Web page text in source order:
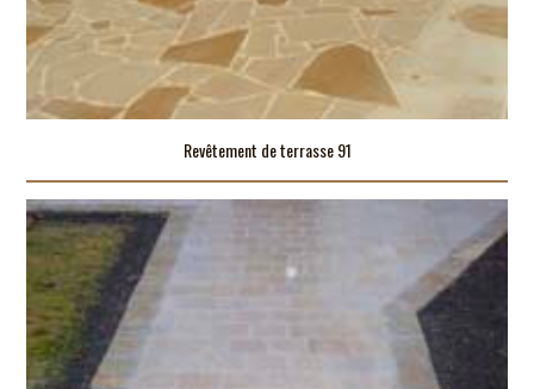
Revêtement de terrasse 91